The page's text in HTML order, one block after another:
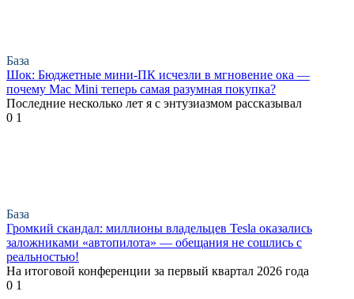
База
Шок: Бюджетные мини-ПК исчезли в мгновение ока —
почему Mac Mini теперь самая разумная покупка?
Последние несколько лет я с энтузиазмом рассказывал
0 1
База
Громкий скандал: миллионы владельцев Tesla оказались
заложниками «автопилота» — обещания не сошлись с
реальностью!
На итоговой конференции за первый квартал 2026 года
0 1